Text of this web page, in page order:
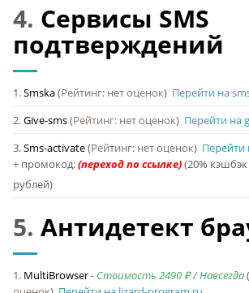
4. Сервисы SMS
подтверждений
1.Smska(Рейтинг: нет оценок) Перейти на
2.Give-sms(Рейтинг: нет оценок) Перейти на
3.Sms-activate(Рейтинг: нет оценок) Перейти
+ промокод:
(20%
рублей)
5. Антидетект
1. MultiBrowser- Стоимость 2490 ₽ / Навсегда(